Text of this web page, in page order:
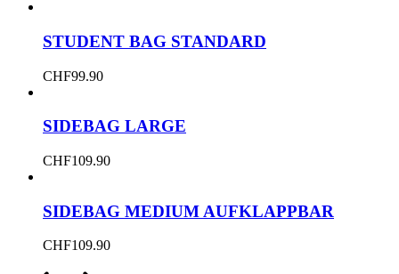
STUDENT BAG STANDARD
CHF99.90
SIDEBAG LARGE
CHF109.90
SIDEBAG MEDIUM AUFKLAPPBAR
CHF109.90